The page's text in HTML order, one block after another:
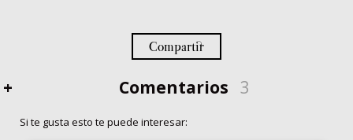
Compartir
+ Comentarios 3
Si te gusta esto te puede interesar: